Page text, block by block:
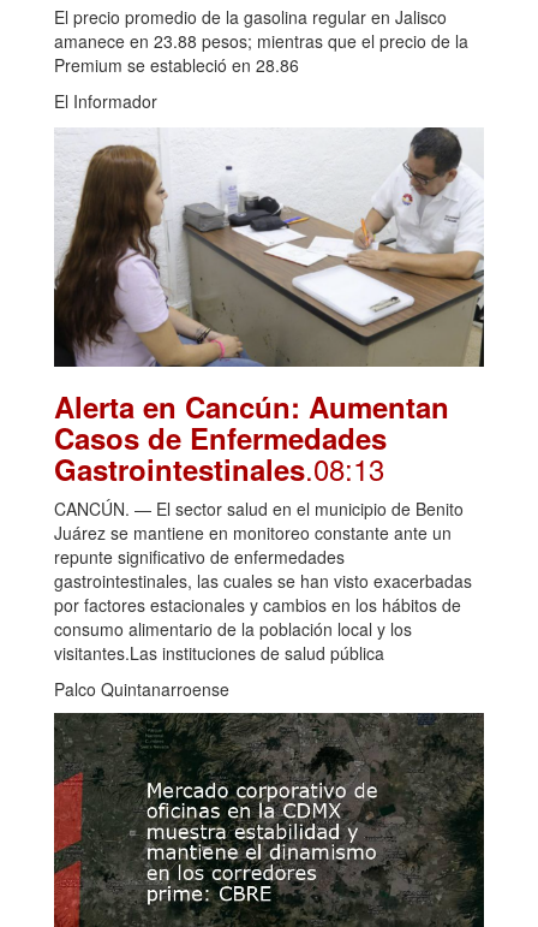
El precio promedio de la gasolina regular en Jalisco
amanece en 23.88 pesos; mientras que el precio de la
Premium se estableció en 28.86
El Informador
Alerta en Cancún: Aumentan
Casos de Enfermedades
Gastrointestinales.08:13
CANCÚN. — El sector salud en el municipio de Benito
Juárez se mantiene en monitoreo constante ante un
repunte significativo de enfermedades
gastrointestinales, las cuales se han visto exacerbadas
por factores estacionales y cambios en los hábitos de
consumo alimentario de la población local y los
visitantes.Las instituciones de salud pública
Palco Quintanarroense